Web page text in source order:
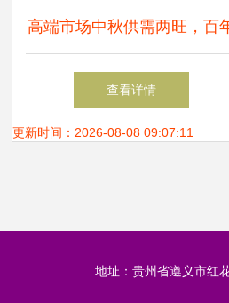
高端市场中秋供需两旺，百
青啤创新发展领跑消费升级
查看详情
更新时间：2026-08-08 09:07:11
地址：贵州省遵义市红